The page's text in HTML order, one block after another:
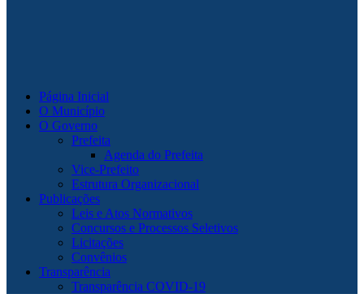
Página Inicial
O Município
O Governo
Prefeita
Agenda do Prefeita
Vice-Prefeito
Estrutura Organizacional
Publicações
Leis e Atos Normativos
Concursos e Processos Seletivos
Licitações
Convênios
Transparência
Transparência COVID-19